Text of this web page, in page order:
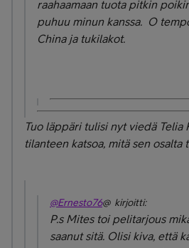
raahaamaan tuota pitkin
puhuu minun kanssa. O
China ja tukilakot.
Tuo läppäri tulisi nyt viedä Telia
tilanteen katsoa, mitä sen osalta
@Ernesto76@ kirjoitti:
P.s Mites toi pelitarjous
saanut sitä. Olisi kiva, että